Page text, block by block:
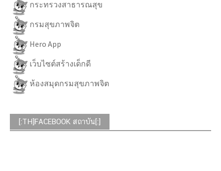
กระทรวงสาธารณสุข
กรมสุขภาพจิต
Hero App
เว็บไซต์สร้างเด็กดี
ห้องสมุดกรมสุขภาพจิต
[:TH]FACEBOOK สถาบัน[:]